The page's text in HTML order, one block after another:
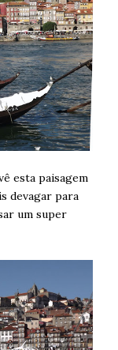
esta paisagem
devagar para
um super